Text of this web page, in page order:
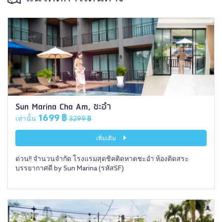
Sun Marina Cha Am, ชะอำ
เท่านั้น 1699 ฿ 3299 ฿
เพิ่มเติม
ด่วน!! จำนวนจำกัด โรงแรมสุดชิคติดหาดชะอำ ห้องติดสระ
บรรยากาศดี by Sun Marina (รหัสSF)